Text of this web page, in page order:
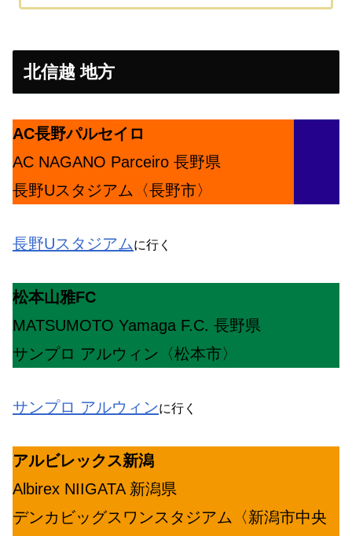
北信越 地方
AC長野パルセイロ
AC NAGANO Parceiro 長野県
長野Uスタジアム〈長野市〉
長野Uスタジアムに行く
松本山雅FC
MATSUMOTO Yamaga F.C. 長野県
サンプロ アルウィン〈松本市〉
サンプロ アルウィンに行く
アルビレックス新潟
Albirex NIIGATA 新潟県
デンカビッグスワンスタジアム〈新潟市中央